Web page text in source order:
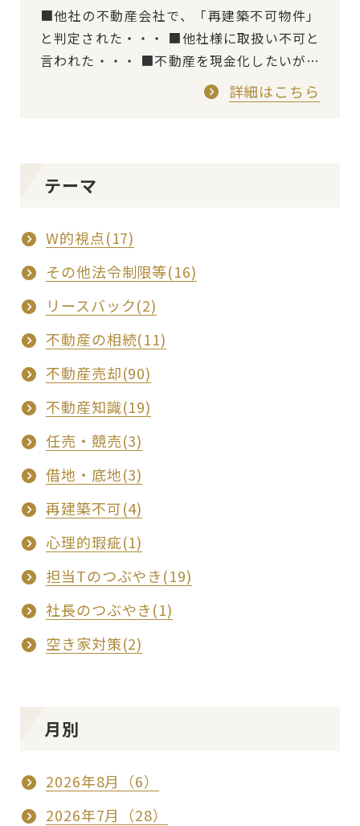
■他社の不動産会社で、「再建築不可物件」
と判定された・・・ ■他社様に取扱い不可と
言われた・・・ ■不動産を現金化したいが、
再建築不可と言われ、売れない状態が続いて
いる・・・ 上記のようなお問合せを…
詳細はこちら
テーマ
W的視点(17)
その他法令制限等(16)
リースバック(2)
不動産の相続(11)
不動産売却(90)
不動産知識(19)
任売・競売(3)
借地・底地(3)
再建築不可(4)
心理的瑕疵(1)
担当Tのつぶやき(19)
社長のつぶやき(1)
空き家対策(2)
月別
2026年8月（6）
2026年7月（28）